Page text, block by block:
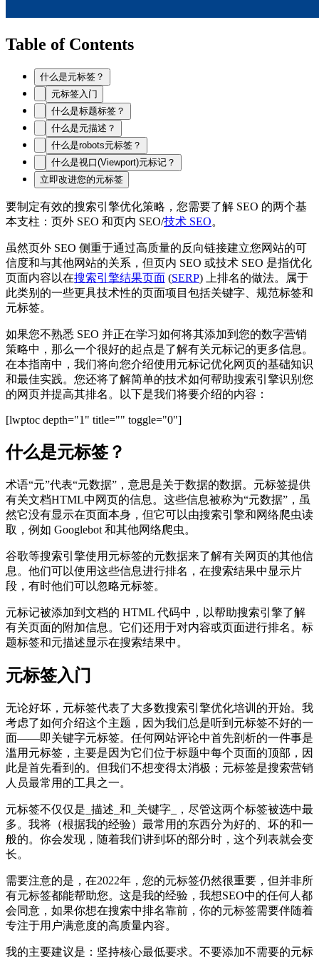
Table of Contents
什么是元标签？
元标签入门
什么是标题标签？
什么是元描述？
什么是robots元标签？
什么是视口(Viewport)元标记？
立即改进您的元标签
要制定有效的搜索引擎优化策略，您需要了解 SEO 的两个基
本支柱：页外 SEO 和页内 SEO/技术 SEO。
虽然页外 SEO 侧重于通过高质量的反向链接建立您网站的可
信度和与其他网站的关系，但页内 SEO 或技术 SEO 是指优化
页面内容以在搜索引擎结果页面 (SERP) 上排名的做法。属于
此类别的一些更具技术性的页面项目包括关键字、规范标签和
元标签。
如果您不熟悉 SEO 并正在学习如何将其添加到您的数字营销
策略中，那么一个很好的起点是了解有关元标记的更多信息。
在本指南中，我们将向您介绍使用元标记优化网页的基础知识
和最佳实践。您还将了解简单的技术如何帮助搜索引擎识别您
的网页并提高其排名。以下是我们将要介绍的内容：
[lwptoc depth="1" title="" toggle="0"]
什么是元标签？
术语“元”代表“元数据”，意思是关于数据的数据。元标签提供
有关文档HTML中网页的信息。这些信息被称为“元数据”，虽
然它没有显示在页面本身，但它可以由搜索引擎和网络爬虫读
取，例如 Googlebot 和其他网络爬虫。
谷歌等搜索引擎使用元标签的元数据来了解有关网页的其他信
息。他们可以使用这些信息进行排名，在搜索结果中显示片
段，有时他们可以忽略元标签。
元标记被添加到文档的 HTML 代码中，以帮助搜索引擎了解
有关页面的附加信息。它们还用于对内容或页面进行排名。标
题标签和元描述显示在搜索结果中。
元标签入门
无论好坏，元标签代表了大多数搜索引擎优化培训的开始。我
考虑了如何介绍这个主题，因为我们总是听到元标签不好的一
面——即关键字元标签。任何网站评论中首先剖析的一件事是
滥用元标签，主要是因为它们位于标题中每个页面的顶部，因
此是首先看到的。但我们不想变得太消极；元标签是搜索营销
人员最常用的工具之一。
元标签不仅仅是_描述_和_关键字_，尽管这两个标签被选中最
多。我将（根据我的经验）最常用的东西分为好的、坏的和一
般的。你会发现，随着我们讲到坏的部分时，这个列表就会变
长。
需要注意的是，在2022年，您的元标签仍然很重要，但并非所
有元标签都能帮助您。这是我的经验，我想SEO中的任何人都
会同意，如果你想在搜索中排名靠前，你的元标签需要伴随着
专注于用户满意度的高质量内容。
我的主要建议是：坚持核心最低要求。不要添加不需要的元标